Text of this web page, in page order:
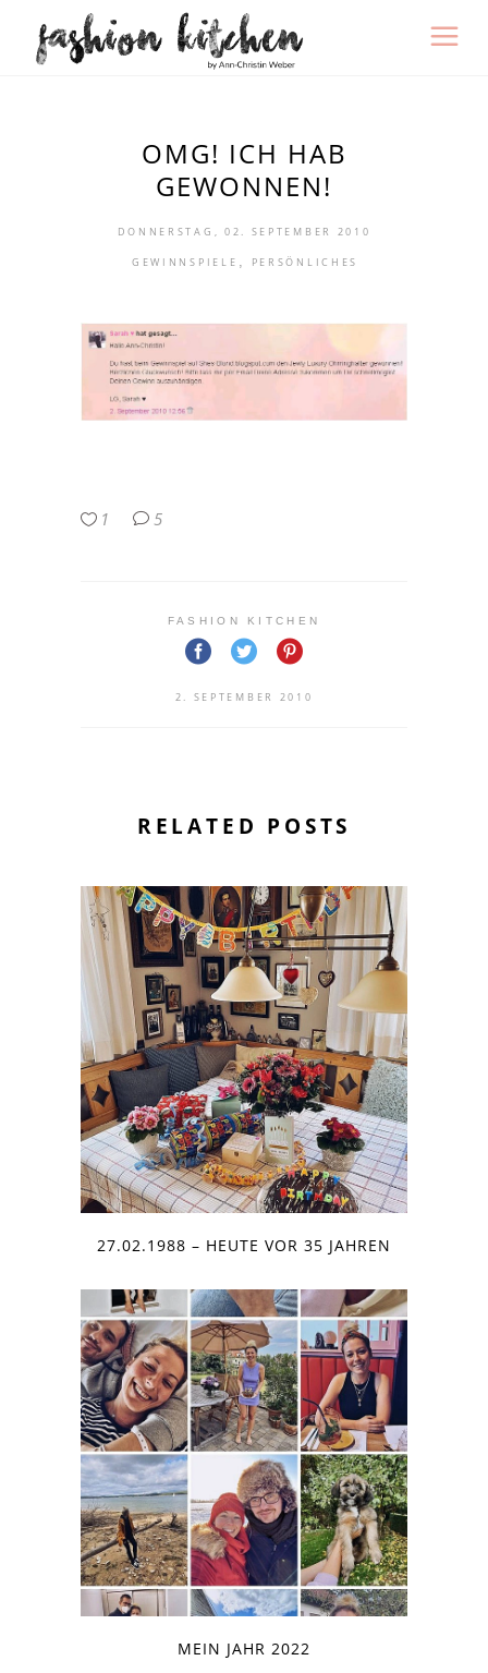
OMG! ICH HAB
GEWONNEN!
DONNERSTAG, 02. SEPTEMBER 2010
GEWINNSPIELE , PERSÖNLICHES
1 5
FASHION KITCHEN
2. SEPTEMBER 2010
RELATED POSTS
27.02.1988 – HEUTE VOR 35 JAHREN
MEIN JAHR 2022